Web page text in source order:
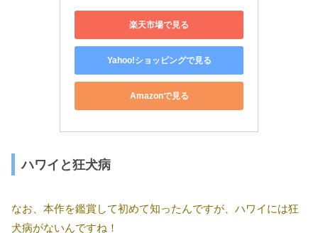
楽天市場で見る
Yahoo!ショッピングで見る
Amazonで見る
ハワイと狂犬病
なお、本作を鑑賞して初めて知ったんですが、ハワイには狂
犬病がないんですね！